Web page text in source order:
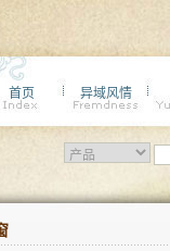
首页 异域风情